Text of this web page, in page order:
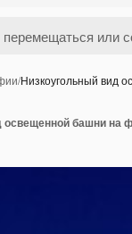
/Низкоугольный вид
башни на